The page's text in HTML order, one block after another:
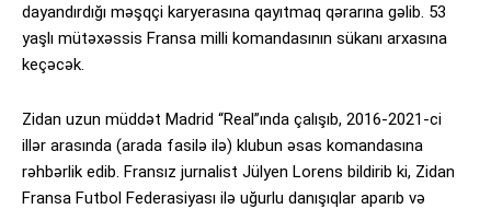
dayandırdığı məşqçi karyerasına qayıtmaq qərarına gəlib. 53
yaşlı mütəxəssis Fransa milli komandasının sükanı arxasına
keçəcək.
Zidan uzun müddət Madrid “Real”ında çalışıb, 2016-2021-ci
illər arasında (arada fasilə ilə) klubun əsas komandasına
rəhbərlik edib. Fransız jurnalist Jülyen Lorens bildirib ki, Zidan
Fransa Futbol Federasiyası ilə uğurlu danışıqlar aparıb və